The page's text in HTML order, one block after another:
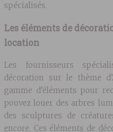
spécialisés.
Les éléments de
location
Les fournisseurs
décoration sur le thème
gamme d’éléments pour
pouvez louer des arbres
des sculptures de
encore. Ces éléments de